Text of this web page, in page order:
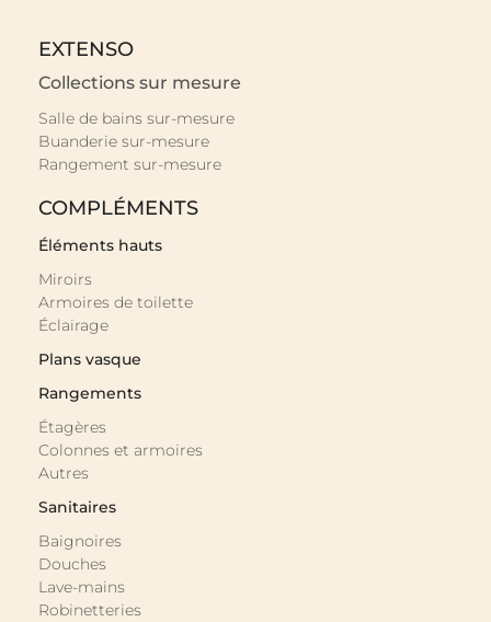
EXTENSO
Collections sur mesure
Salle de bains sur-mesure
Buanderie sur-mesure
Rangement sur-mesure
COMPLÉMENTS
Éléments hauts
Miroirs
Armoires de toilette
Éclairage
Plans vasque
Rangements
Étagères
Colonnes et armoires
Autres
Sanitaires
Baignoires
Douches
Lave-mains
Robinetteries